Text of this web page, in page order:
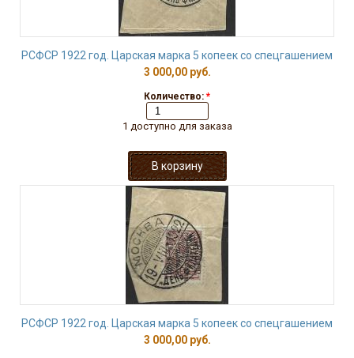
РСФСР 1922 год. Царская марка 5 копеек со спецгашением
3 000,00 руб.
Количество: *
1 доступно для заказа
РСФСР 1922 год. Царская марка 5 копеек со спецгашением
3 000,00 руб.